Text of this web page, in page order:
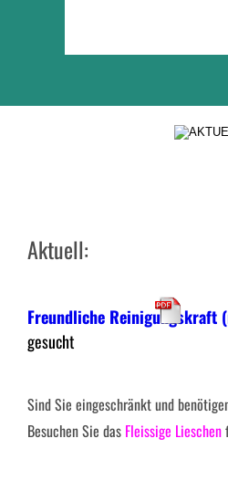
Aktuell:
Freundliche Reinigungskraft
gesucht
Sind Sie eingeschränkt und
Besuchen Sie das Fleissige Lieschen